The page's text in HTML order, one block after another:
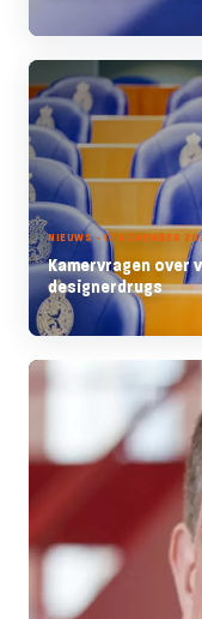
NIEUWS - 17 NOVEMBER
Kamervragen over
designerdrugs